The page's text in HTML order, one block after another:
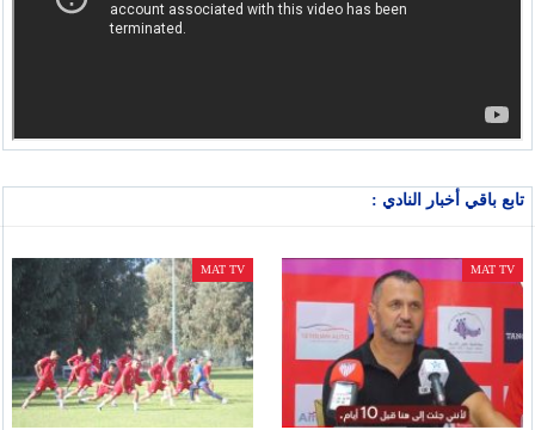
تابع باقي أخبار النادي :
MAT TV
MAT TV